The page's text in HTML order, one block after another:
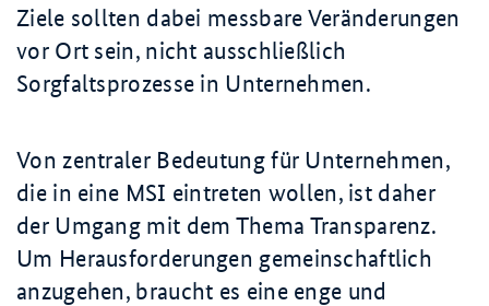
Ziele sollten dabei messbare Veränderungen
vor Ort sein, nicht ausschließlich
Sorgfaltsprozesse in Unternehmen.
Von zentraler Bedeutung für Unternehmen,
die in eine MSI eintreten wollen, ist daher
der Umgang mit dem Thema Transparenz.
Um Herausforderungen gemeinschaftlich
anzugehen, braucht es eine enge und